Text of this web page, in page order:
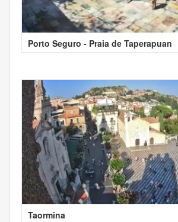
Porto Seguro - Praia de Taperapuan
Taormina